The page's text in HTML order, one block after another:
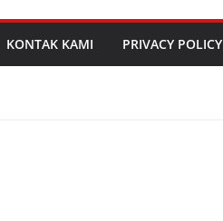
KONTAK KAMI PRIVACY POLICY